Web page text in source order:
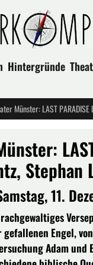
Hintergründe
Stephan
11.
Engel,
Adam